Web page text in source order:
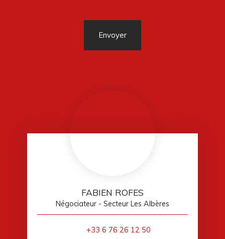
Envoyer
FABIEN ROFES
Négociateur - Secteur Les Albères
+33 6 76 26 12 50